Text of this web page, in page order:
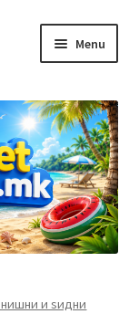
Menu
и ѕидни